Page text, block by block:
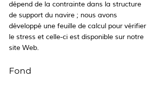
dépend de la contrainte dans la structure
de support du navire ; nous avons
développé une feuille de calcul pour vérifier
le stress et celle-ci est disponible sur notre
site Web.
Fond